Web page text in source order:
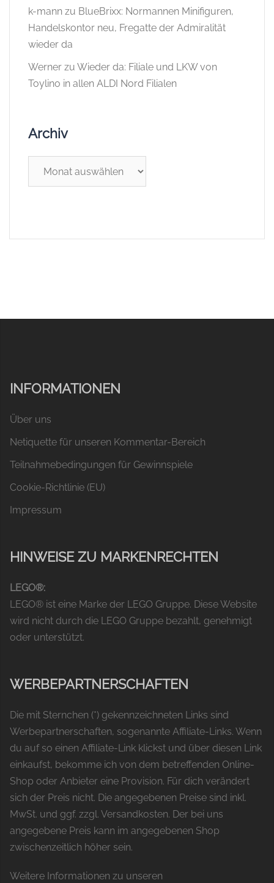
k-mann zu BlueBrixx: Normannen Minifiguren,
Handelskontor neu, Fregatte der Admiralität
wieder da
Werner zu Wieder da: Filiale und LKW von
Toylino in allen ALDI Nord Filialen
Archiv
INFORMATIONEN
Über uns
Netiquette für unseren Kommentar-Bereich
Teilnahmebedingungen für Gewinnspiele
Cookie-Richtlinie (EU)
Impressum
HINWEISE ZU MARKENRECHTEN
LEGO®:
LEGO® ist eine Marke der LEGO Gruppe. Diese Website
wird nicht durch die LEGO Gruppe bezahlt, genehmigt
oder unterstützt.
WERBEPARTNERSCHAFTEN
Die mit Sternchen (*) gekennzeichneten Links sind
Werbepartnerschaften, sogenannte Affiliate-Links. Wenn
du auf so einen Affiliate-Link klickst und über diesen Link
einkaufst, bekomme ich von dem betreffenden Online-
Shop oder Anbieter eine Provision. Für dich verändert
sich der Preis nicht. Die angegebenen Preise sind inkl.
MwSt. und ggf. zzgl. Versandkosten. Der bei uns
angegebene Preis kann im angegebenen Shop
zwischenzeitlich höher sein.
Weitere Informationen zu unseren